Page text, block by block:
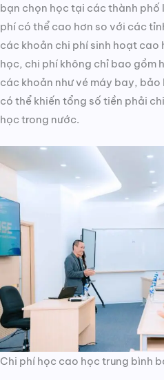
bạn chọn học tại các thành phố
phí có thể cao hơn so với các
các khoản chi phí sinh hoạt cao
học, chi phí không chỉ bao gồm
các khoản như vé máy bay, bảo
có thể khiến tổng số tiền phải
học trong nước.
Chi phí học cao học trung bình